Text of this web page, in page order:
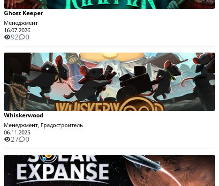
Ghost Keeper
Менеджмент
16.07.2026
92 0
Whiskerwood
Менеджмент, Градостроитель
06.11.2025
27 0